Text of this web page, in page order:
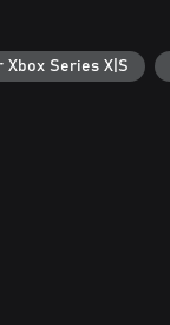
Xbox Series X|S